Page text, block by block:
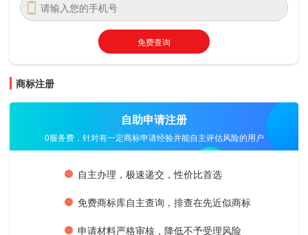
免费查询
商标注册
自助申请注册
0服务费，针对有一定商标申请经验并能自主评估风险的用户
自主办理，极速递交，性价比首选
免费商标库自主查询，排查在先近似商标
申请材料严格审核，降低不予受理风险